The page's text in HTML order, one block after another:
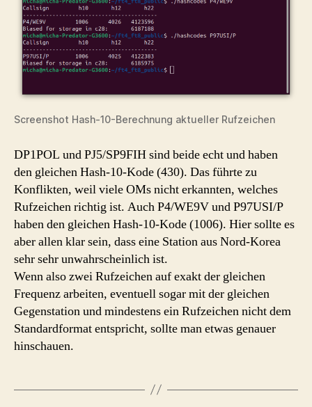
Screenshot Hash-10-Berechnung aktueller Rufzeichen
DP1POL und PJ5/SP9FIH sind beide echt und haben
den gleichen Hash-10-Kode (430). Das führte zu
Konflikten, weil viele OMs nicht erkannten, welches
Rufzeichen richtig ist. Auch P4/WE9V und P97USI/P
haben den gleichen Hash-10-Kode (1006). Hier sollte es
aber allen klar sein, dass eine Station aus Nord-Korea
sehr sehr unwahrscheinlich ist.
Wenn also zwei Rufzeichen auf exakt der gleichen
Frequenz arbeiten, eventuell sogar mit der gleichen
Gegenstation und mindestens ein Rufzeichen nicht dem
Standardformat entspricht, sollte man etwas genauer
hinschauen.